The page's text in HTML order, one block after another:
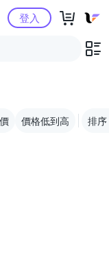
中心登入
價格低到高 排序